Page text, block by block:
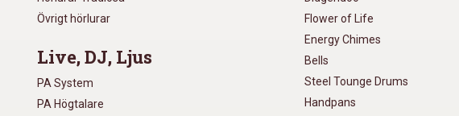
Övrigt hörlurar
Live, DJ, Ljus
PA System
PA Högtalare
Flower of Life
Energy Chimes
Bells
Steel Tounge Drums
Handpans